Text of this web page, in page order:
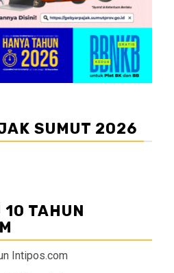
SUMUT 2026
10 TAHUN